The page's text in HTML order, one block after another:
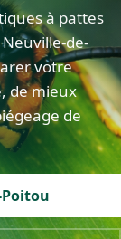
à pattes
de-
votre
de mieux
de